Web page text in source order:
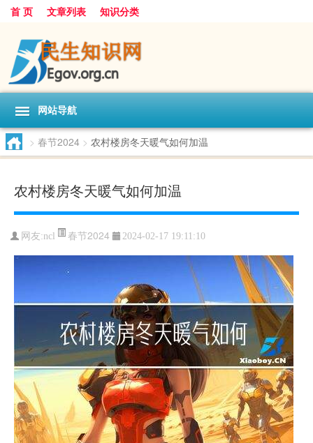
首 页 文章列表 知识分类
网站导航
> 春节2024 > 农村楼房冬天暖气如何加温
农村楼房冬天暖气如何加温
网友:ncl 春节2024 2024-02-17 19:11:10